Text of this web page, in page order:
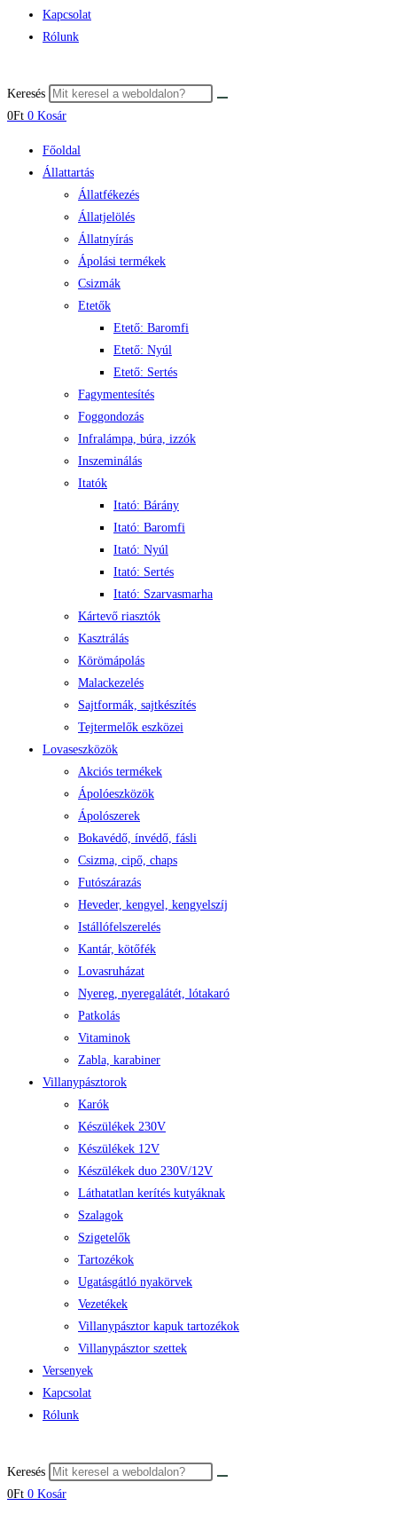
Kapcsolat
Rólunk
Keresés
0Ft 0 Kosár
Főoldal
Állattartás
Állatfékezés
Állatjelölés
Állatnyírás
Ápolási termékek
Csizmák
Etetők
Etető: Baromfi
Etető: Nyúl
Etető: Sertés
Fagymentesítés
Foggondozás
Infralámpa, búra, izzók
Inszeminálás
Itatók
Itató: Bárány
Itató: Baromfi
Itató: Nyúl
Itató: Sertés
Itató: Szarvasmarha
Kártevő riasztók
Kasztrálás
Körömápolás
Malackezelés
Sajtformák, sajtkészítés
Tejtermelők eszközei
Lovaseszközök
Akciós termékek
Ápolóeszközök
Ápolószerek
Bokavédő, ínvédő, fásli
Csizma, cipő, chaps
Futószárazás
Heveder, kengyel, kengyelszíj
Istállófelszerelés
Kantár, kötőfék
Lovasruházat
Nyereg, nyeregalátét, lótakaró
Patkolás
Vitaminok
Zabla, karabiner
Villanypásztorok
Karók
Készülékek 230V
Készülékek 12V
Készülékek duo 230V/12V
Láthatatlan kerítés kutyáknak
Szalagok
Szigetelők
Tartozékok
Ugatásgátló nyakörvek
Vezetékek
Villanypásztor kapuk tartozékok
Villanypásztor szettek
Versenyek
Kapcsolat
Rólunk
Keresés
0Ft 0 Kosár